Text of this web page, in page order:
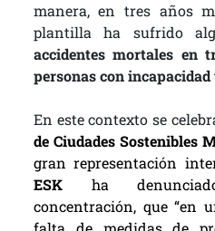
manera, en tres años
plantilla ha sufrido
accidentes mortales en
personas con
En este contexto se
de Ciudades Sostenibles
gran representación
ESKha
concentración, que “en